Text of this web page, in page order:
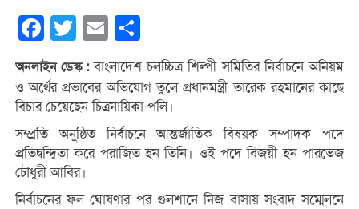
Facebook
Twitter Email
অনলাইন ডেস্ক :বাংলাদেশ চলচ্চিত্র শিল্পী সমিতির নির্বাচনে অনিয়ম
ও অর্থের প্রভাবের অভিযোগ তুলে প্রধানমন্ত্রী তারেক রহমানের কাছে
বিচার চেয়েছেন চিত্রনায়িকা পলি।
সম্প্রতি অনুষ্ঠিত নির্বাচনে আন্তর্জাতিক বিষয়ক সম্পাদক পদে
প্রতিদ্বন্দ্বিতা করে পরাজিত হন তিনি। ওই পদে বিজয়ী হন পারভেজ
চৌধুরী আবির।
নির্বাচনের ফল ঘোষণার পর গুলশানে নিজ বাসায় সংবাদ সম্মেলনে